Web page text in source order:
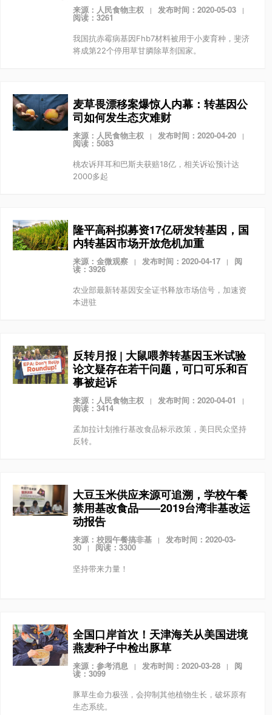
来源：人民食物主权 | 发布时间：2020-05-03 |
阅读：3261
我国抗赤霉病基因Fhb7材料被用于小麦育种，斐济
将成第22个停用草甘膦除草剂国家。
麦草畏漂移案爆惊人内幕：转基因公
司如何发生态灾难财
来源：人民食物主权 | 发布时间：2020-04-20 |
阅读：5083
桃农诉拜耳和巴斯夫获赔18亿，相关诉讼预计达
2000多起
隆平高科拟募资17亿研发转基因，国
内转基因市场开放危机加重
来源：金微观察 | 发布时间：2020-04-17 | 阅
读：3926
农业部最新转基因安全证书释放市场信号，加速资
本进驻
反转月报 | 大鼠喂养转基因玉米试验
论文疑存在若干问题，可口可乐和百
事被起诉
来源：人民食物主权 | 发布时间：2020-04-01 |
阅读：3414
孟加拉计划推行基改食品标示政策，美日民众坚持
反转。
大豆玉米供应来源可追溯，学校午餐
禁用基改食品——2019台湾非基改运
动报告
来源：校园午餐搞非基 | 发布时间：2020-03-
30 | 阅读：3300
坚持带来力量！
全国口岸首次！天津海关从美国进境
燕麦种子中检出豚草
来源：参考消息 | 发布时间：2020-03-28 | 阅
读：3099
豚草生命力极强，会抑制其他植物生长，破坏原有
生态系统。